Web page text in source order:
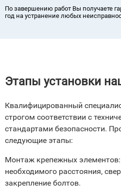
По завершению работ Вы получаете
год на устранение любых
Этапы установки
Квалифицированный
строгом соответствии с
стандартами безопасности.
следующие этапы:
Монтаж крепежных
необходимого расстояния,
закрепление болтов.